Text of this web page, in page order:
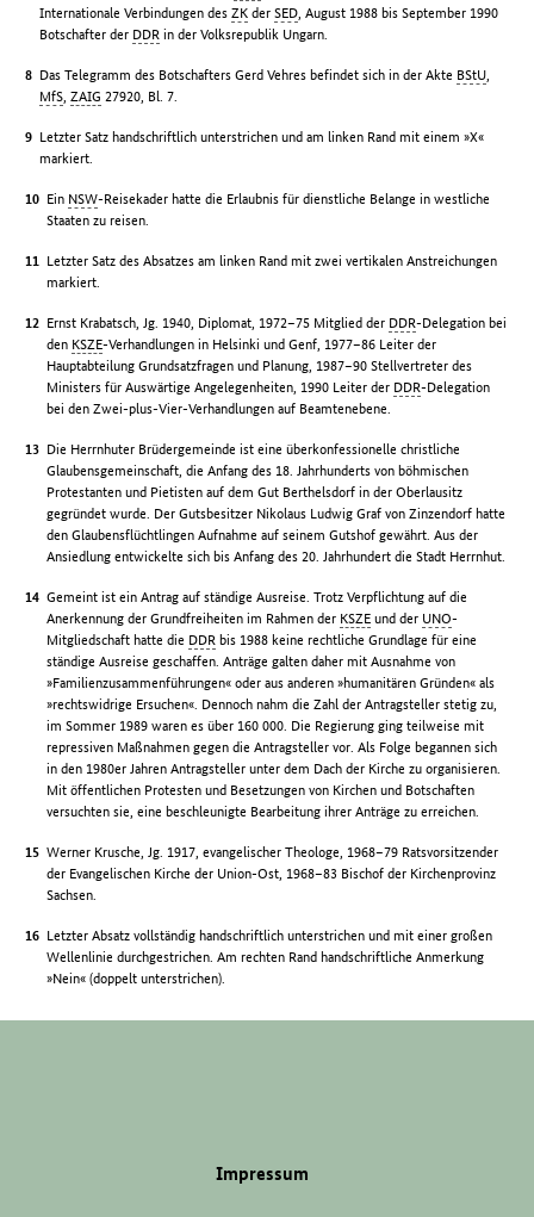
Internationale Verbindungen desZK derSED , August 1988 bis September 1990
Botschafter der DDR in der Volksrepublik Ungarn.
Das Telegramm des Botschafters Gerd Vehres befindet sich in der Akte BStU
MfS ,ZAIG 27920, Bl. 7.
Letzter Satz handschriftlich unterstrichen und am linken Rand mit einem »X«
markiert.
Ein NSW-Reisekader hatte die Erlaubnis für dienstliche Belange in westliche
Staaten zu reisen.
Letzter Satz des Absatzes am linken Rand mit zwei vertikalen Anstreichungen
markiert.
Ernst Krabatsch, Jg. 1940, Diplomat, 1972–75 Mitglied der DDR-Delegation bei
den KSZE-Verhandlungen in Helsinki und Genf, 1977–86 Leiter der
Hauptabteilung Grundsatzfragen und Planung, 1987–90 Stellvertreter des
Ministers für Auswärtige Angelegenheiten, 1990 Leiter der DDR-Delegation
bei den Zwei-plus-Vier-Verhandlungen auf Beamtenebene.
Die Herrnhuter Brüdergemeinde ist eine überkonfessionelle christliche
Glaubensgemeinschaft, die Anfang des 18. Jahrhunderts von böhmischen
Protestanten und Pietisten auf dem Gut Berthelsdorf in der Oberlausitz
gegründet wurde. Der Gutsbesitzer Nikolaus Ludwig Graf von Zinzendorf hatte
den Glaubensflüchtlingen Aufnahme auf seinem Gutshof gewährt. Aus der
Ansiedlung entwickelte sich bis Anfang des 20. Jahrhundert die Stadt Herrnhut.
Gemeint ist ein Antrag auf ständige Ausreise. Trotz Verpflichtung auf die
Anerkennung der Grundfreiheiten im Rahmen der KSZE und der UNO-
Mitgliedschaft hatte die DDR bis 1988 keine rechtliche Grundlage für eine
ständige Ausreise geschaffen. Anträge galten daher mit Ausnahme von
»Familienzusammenführungen« oder aus anderen »humanitären Gründen« als
»rechtswidrige Ersuchen«. Dennoch nahm die Zahl der Antragsteller stetig zu,
im Sommer 1989 waren es über 160 000. Die Regierung ging teilweise mit
repressiven Maßnahmen gegen die Antragsteller vor. Als Folge begannen sich
in den 1980er Jahren Antragsteller unter dem Dach der Kirche zu organisieren.
Mit öffentlichen Protesten und Besetzungen von Kirchen und Botschaften
versuchten sie, eine beschleunigte Bearbeitung ihrer Anträge zu erreichen.
Werner Krusche, Jg. 1917, evangelischer Theologe, 1968–79 Ratsvorsitzender
der Evangelischen Kirche der Union-Ost, 1968–83 Bischof der Kirchenprovinz
Sachsen.
Letzter Absatz vollständig handschriftlich unterstrichen und mit einer großen
Wellenlinie durchgestrichen. Am rechten Rand handschriftliche Anmerkung
»Nein« (doppelt unterstrichen).
Impressum